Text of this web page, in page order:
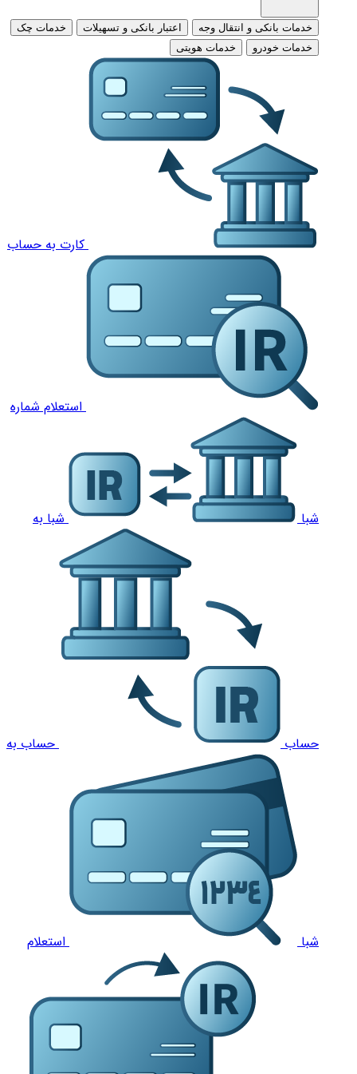
خدمات بانکی و انتقال وجه اعتبار بانکی و تسهیلات
خدمات چک
خدمات خودرو
خدمات هویتی
کارت به حساب
استعلام شماره
شبا شبا به
حساب حساب به
شبا استعلام